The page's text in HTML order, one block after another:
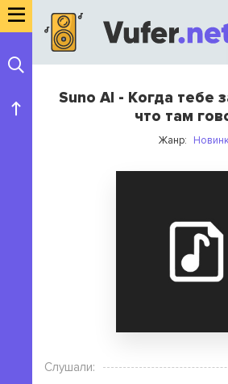
Suno AI - Когда тебе
что там
Жанр:
Слушали: